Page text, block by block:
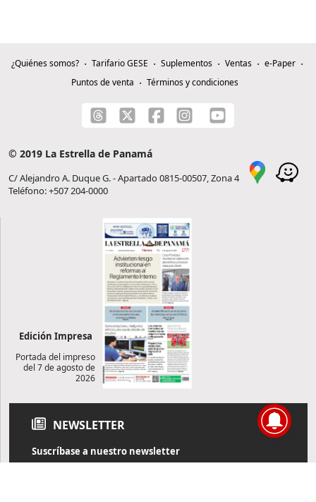
¿Quiénes somos? Tarifario GESE Suplementos Ventas
e-Paper
Puntos de venta
Términos y condiciones
© 2019 La Estrella de Panamá
C/ Alejandro A. Duque G. - Apartado 0815-00507, Zona 4
Teléfono: +507 204-0000
Edición Impresa
Portada del impreso
del 7 de agosto de
2026
NEWSLETTER
Suscríbase a nuestro newsletter
Reciba diariamente información de actualidad directamente en